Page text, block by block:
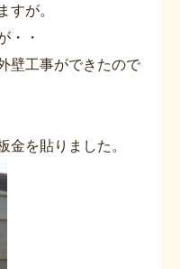
が。
・・
壁工事ができたので
を貼りました。